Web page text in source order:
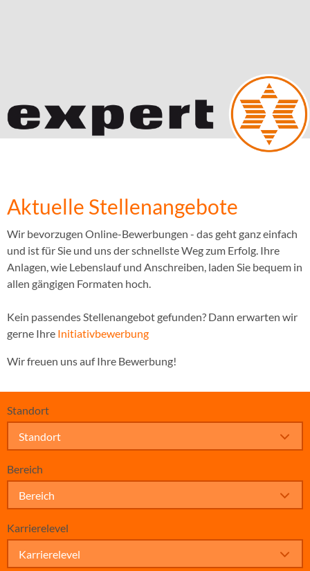
Aktuelle Stellenangebote
Wir bevorzugen Online-Bewerbungen - das geht ganz einfach
und ist für Sie und uns der schnellste Weg zum Erfolg. Ihre
Anlagen, wie Lebenslauf und Anschreiben, laden Sie bequem in
allen gängigen Formaten hoch.
Kein passendes Stellenangebot gefunden? Dann erwarten wir
gerne Ihre Initiativbewerbung
Wir freuen uns auf Ihre Bewerbung!
Standort
Standort
Bereich
Bereich
Karrierelevel
Karrierelevel